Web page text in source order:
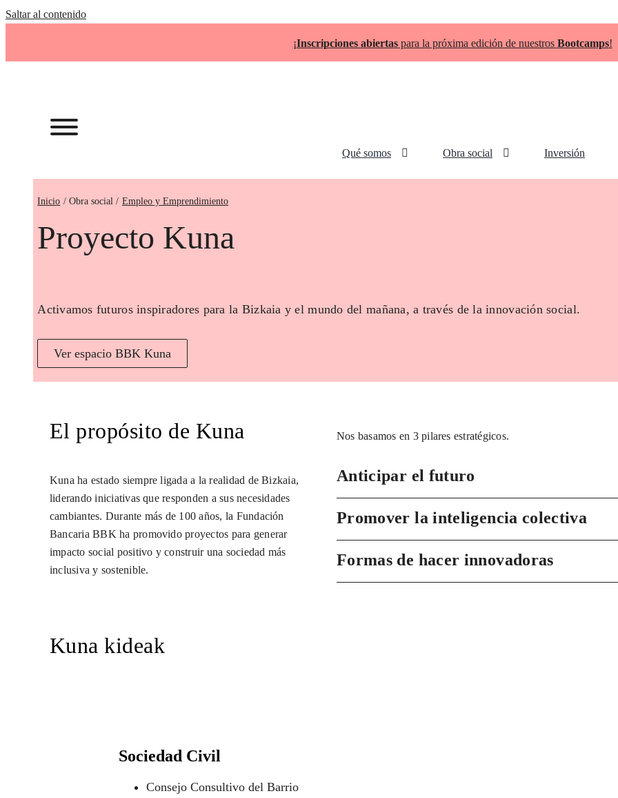
Saltar al contenido
¡Inscripciones abiertaspara la próxima edición de nuestros Bootcamps!
Qué somos Obra social Inversión
Inicio Empleo y Emprendimiento
Proyecto Kuna
Activamos futuros inspiradores para la Bizkaia y el mundo del mañana, a través de la innovación social.
Ver espacio BBK Kuna
El propósito de Kuna
Kuna ha estado siempre ligada a la realidad de Bizkaia,
liderando iniciativas que responden a sus necesidades
cambiantes. Durante más de 100 años, la Fundación
Bancaria BBK ha promovido proyectos para generar
impacto social positivo y construir una sociedad más
inclusiva y sostenible.
Nos basamos en 3 pilares estratégicos.
Anticipar el futuro
Promover la inteligencia colectiva
Formas de hacer innovadoras
Kuna kideak
Sociedad Civil
Consejo Consultivo del Barrio